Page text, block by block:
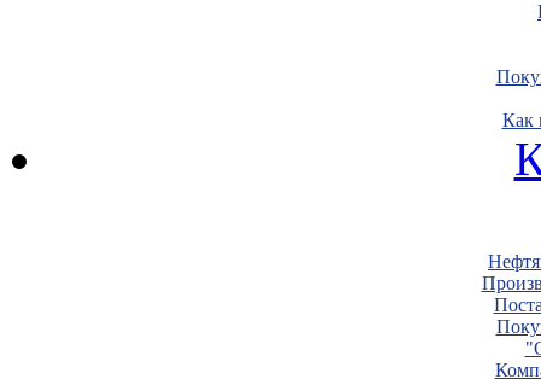
Как